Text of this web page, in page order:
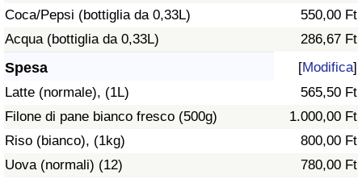
Coca/Pepsi (bottiglia da 0,33L)
550,00 Ft
Acqua (bottiglia da 0,33L)
286,67 Ft
Spesa [Modifica]
Latte (normale), (1L)
565,50 Ft
Filone di pane bianco fresco (500g)
1.000,00 Ft
Riso (bianco), (1kg)
800,00 Ft
Uova (normali) (12)
780,00 Ft
Indice della Criminalità
Indice di criminalità per paese
Indice dell’Assistenza Sanitaria (Corrente)